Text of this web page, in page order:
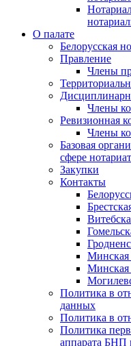
О палате
Белорусская
Правление
Члены
Члены
Ревизионная
Члены
Базовая
сфере
Закупки
Контакты
Минская
Минская
Политика в
данных
Политика в
Политика
аппарата БНП